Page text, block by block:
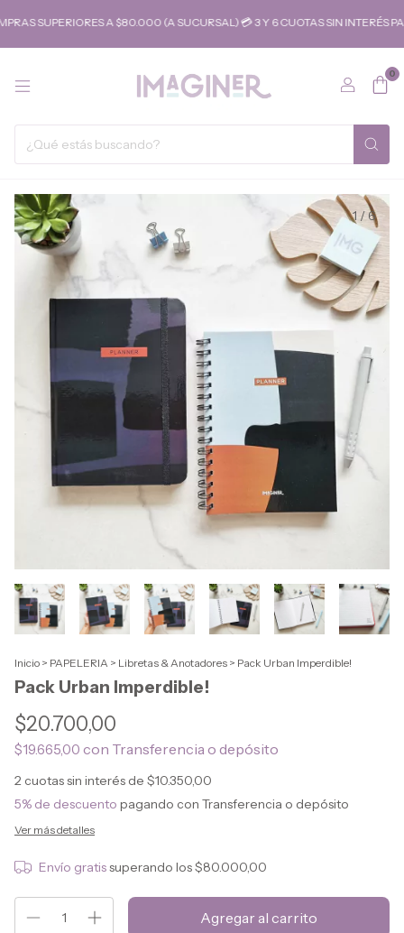
A $80.000 (A SUCURSAL) 💳 3 Y 6 CUOTAS SIN INTERÉS PARA
0
1 / 6
Inicio > PAPELERIA > Libretas & Anotadores > Pack Urban Imperdible!
Pack Urban Imperdible!
$20.700,00
$19.665,00 con Transferencia o depósito
2 cuotas sin interés de $10.350,00
5% de descuento pagando con Transferencia o depósito
Ver más detalles
Envío gratissuperando los$80.000,00